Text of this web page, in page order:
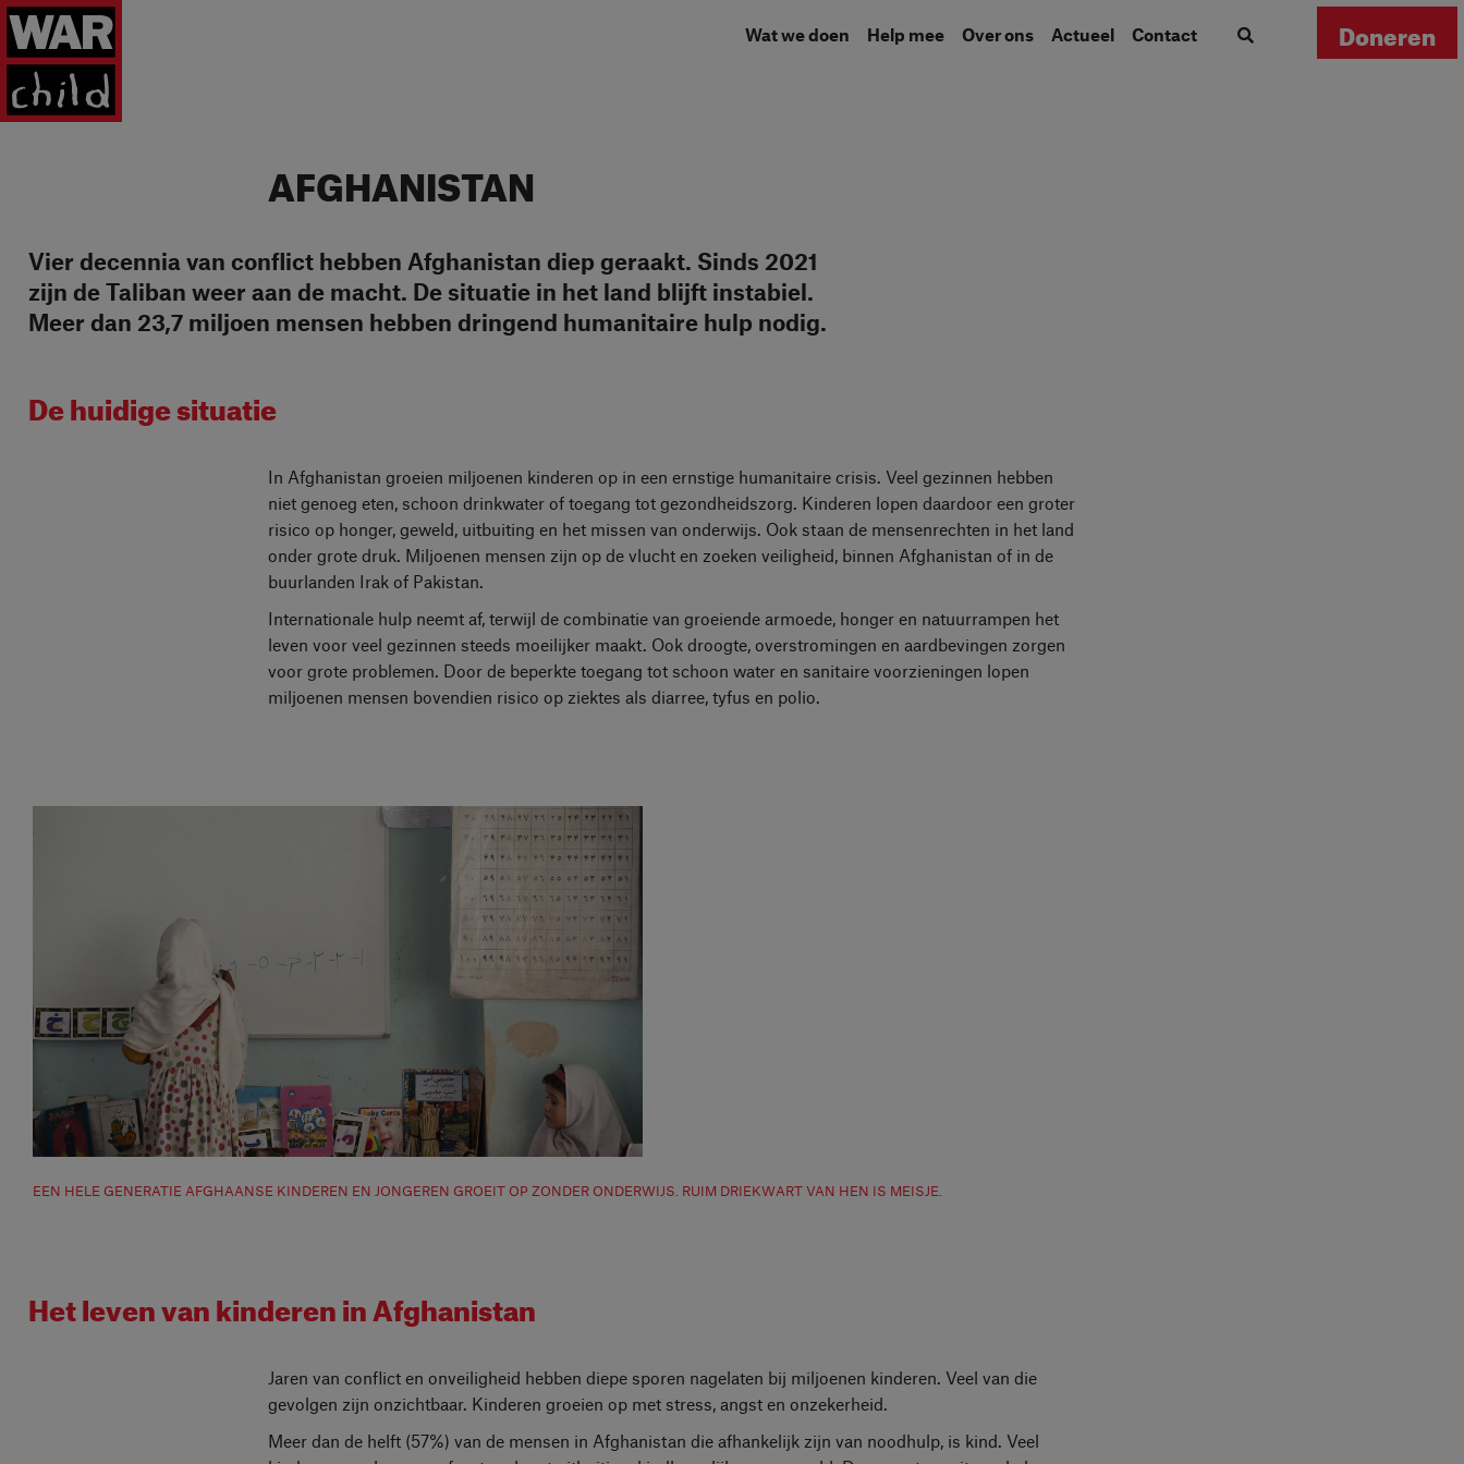
Ga naar homepage
Wat we doen
Help mee Over ons Actueel Contact Doneren
AFGHANISTAN
Vier decennia van conflict hebben Afghanistan diep geraakt. Sinds 2021
zijn de Taliban weer aan de macht. De situatie in het land blijft instabiel.
Meer dan 23,7 miljoen mensen hebben dringend humanitaire hulp nodig.
De huidige situatie
In Afghanistan groeien miljoenen kinderen op in een ernstige humanitaire crisis. Veel gezinnen hebben
niet genoeg eten, schoon drinkwater of toegang tot gezondheidszorg. Kinderen lopen daardoor een groter
risico op honger, geweld, uitbuiting en het missen van onderwijs. Ook staan de mensenrechten in het land
onder grote druk. Miljoenen mensen zijn op de vlucht en zoeken veiligheid, binnen Afghanistan of in de
buurlanden Irak of Pakistan.
Internationale hulp neemt af, terwijl de combinatie van groeiende armoede, honger en natuurrampen het
leven voor veel gezinnen steeds moeilijker maakt. Ook droogte, overstromingen en aardbevingen zorgen
voor grote problemen. Door de beperkte toegang tot schoon water en sanitaire voorzieningen lopen
miljoenen mensen bovendien risico op ziektes als diarree, tyfus en polio.
EEN HELE GENERATIE AFGHAANSE KINDEREN EN JONGEREN GROEIT OP ZONDER ONDERWIJS. RUIM DRIEKWART VAN HEN IS MEISJE.
Het leven van kinderen in Afghanistan
Jaren van conflict en onveiligheid hebben diepe sporen nagelaten bij miljoenen kinderen. Veel van die
gevolgen zijn onzichtbaar. Kinderen groeien op met stress, angst en onzekerheid.
Meer dan de helft (57%) van de mensen in Afghanistan die afhankelijk zijn van noodhulp, is kind. Veel